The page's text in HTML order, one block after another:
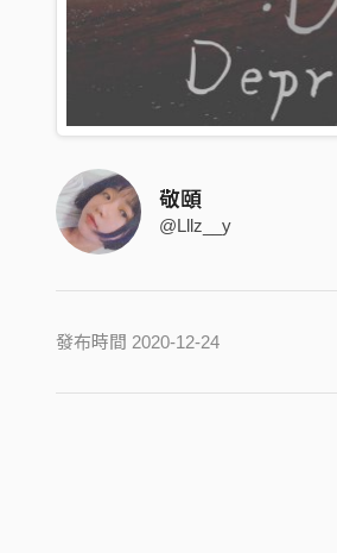
敬頤
@Lllz__y
發布時間 2020-12-24